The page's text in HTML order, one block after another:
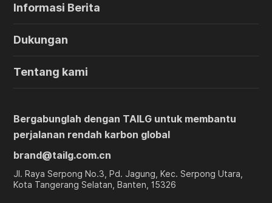
Informasi Berita
Dukungan
Tentang kami
Bergabunglah dengan TAILG untuk membantu
perjalanan rendah karbon global
brand@tailg.com.cn
Jl. Raya Serpong No.3, Pd. Jagung, Kec. Serpong Utara,
Kota Tangerang Selatan, Banten, 15326